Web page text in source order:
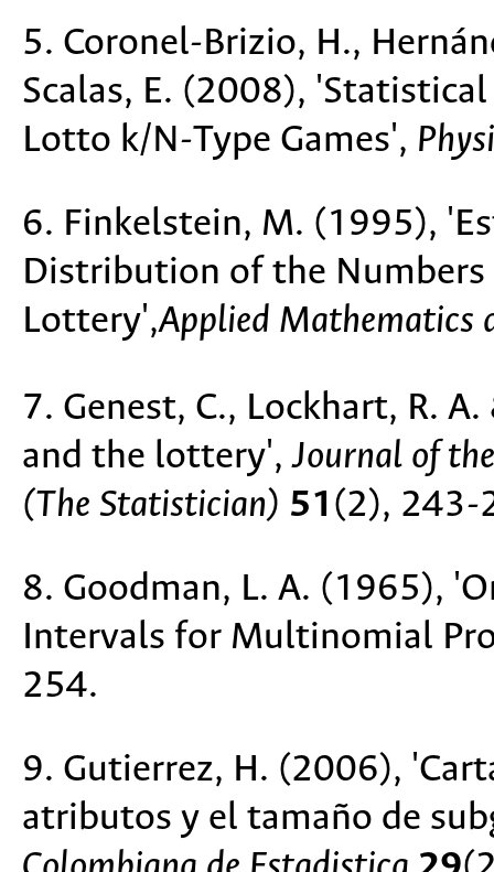
5. Coronel-Brizio, H.,
Scalas, E. (2008),
Lotto k/N-Type Games',
6. Finkelstein, M. (1995),
Distribution of the
Lottery',Applied Mathematics
7. Genest, C., Lockhart, R.
and the lottery',Journal of
(The Statistician) 51 (2), 243-
8. Goodman, L. A. (1965),
Intervals for Multinomial
254.
9. Gutierrez, H. (2006),
atributos y el tamaño de